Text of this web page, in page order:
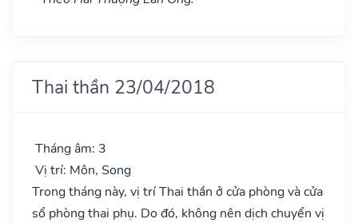
Thai thần 23/04/2018
Tháng âm: 3
Vị trí: Môn, Song
Trong tháng này, vị trí Thai thần ở cửa phòng và cửa
sổ phòng thai phụ. Do đó, không nên dịch chuyển vị